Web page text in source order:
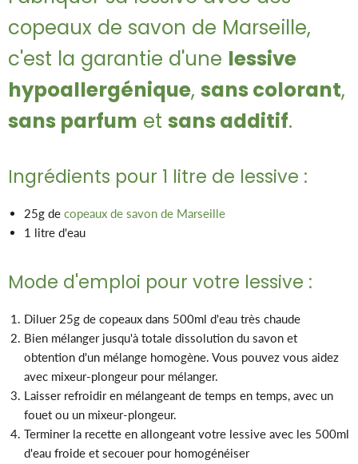
copeaux de savon de Marseille,
c'est la garantie d'une lessive
hypoallergénique, sans colorant,
sans parfum et sans additif.
Ingrédients pour 1 litre de lessive :
25g de copeaux de savon de Marseille
1 litre d'eau
Mode d'emploi pour votre lessive :
Diluer 25g de copeaux dans 500ml d'eau très chaude
Bien mélanger jusqu'à totale dissolution du savon et
obtention d'un mélange homogène. Vous pouvez vous aidez
avec mixeur-plongeur pour mélanger.
Laisser refroidir en mélangeant de temps en temps, avec un
fouet ou un mixeur-plongeur.
Terminer la recette en allongeant votre lessive avec les 500ml
d'eau froide et secouer pour homogénéiser